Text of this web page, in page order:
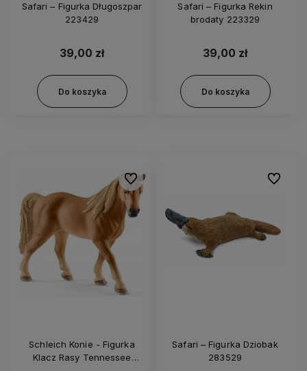
Safari – Figurka Długoszpar
223429
39,00 zł
Do koszyka
Safari – Figurka Rekin
brodaty 223329
39,00 zł
Do koszyka
Schleich Konie - Figurka
Klacz Rasy Tennessee
Do ulubionych
Safari – Figurka Dziobak
283529
Do